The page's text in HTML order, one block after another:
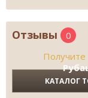
Отзывы
0
КАТАЛОГ